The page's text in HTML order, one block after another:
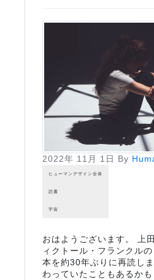
2022年 11月 1日 By
ヒューマンデザイン全体
読書
宇宙
おはようございます。 上
ィクトール・フランクル
本を約30年ぶりに再読し
わっていたこともあるか